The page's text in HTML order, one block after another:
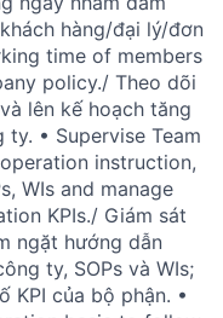
hàng/đại lý/đơn
time of members
policy./ Theo dõi
lên kế hoạch tăng
• Supervise Team
instruction,
WIs and manage
KPIs./ Giám sát
ngặt hướng dẫn
ty, SOPs và WIs;
KPI của bộ phận. •